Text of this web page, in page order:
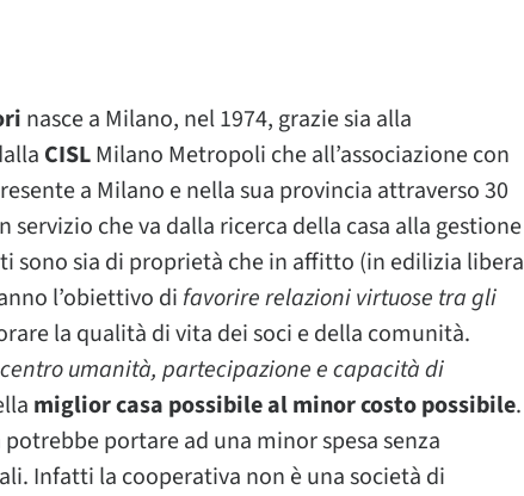
nasce a Milano, nel 1974, grazie sia alla
CISLMilano Metropoli che all’associazione con
a Milano e nella sua provincia attraverso 30
che va dalla ricerca della casa alla gestione
sono sia di proprietà che in affitto (in edilizia libera
l’obiettivo di favorire relazioni virtuose tra gli
la qualità di vita dei soci e della comunità.
umanità, partecipazione e capacità di
miglior casa possibile al minor costo possibile.
portare ad una minor spesa senza
Infatti la cooperativa non è una società di